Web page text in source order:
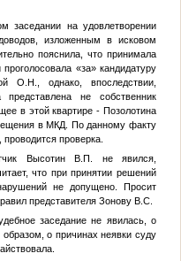
заседании на удовлетворении
изложенным в исковом
пояснила, что принимала
«за» кандидатуру
О.Н., однако, впоследствии,
не собственник
в этой квартире - Позолотина
в МКД. По данному факту
проверка.
Высотин В.П. не явился,
что при принятии решений
не допущено. Просит
представителя Зонову В.С.
заседание не явилась, о
о причинах неявки суду